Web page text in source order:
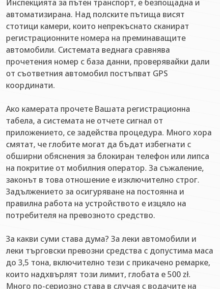
Инспекцията за пътен транспорт, е безпощадна и
автоматизирана. Над полските пътища висят
стотици камери, които непрекъснато сканират
регистрационните номера на преминаващите
автомобили. Системата веднага сравнява
прочетения номер с база данни, проверявайки дали
от съответния автомобил постъпват GPS
координати.
Ако камерата прочете Вашата регистрационна
табела, а системата не отчете сигнал от
приложението, се задейства процедура. Много хора
смятат, че глобите могат да бъдат избегнати с
обширни обяснения за блокиран телефон или липса
на покритие от мобилния оператор. За съжаление,
законът в това отношение е изключително строг.
Задължението за осигуряване на постоянна и
правилна работа на устройството е изцяло на
потребителя на превозното средство.
За какви суми става дума? За леки автомобили и
леки търговски превозни средства с допустима маса
до 3,5 тона, включително тези с прикачено ремарке,
които надхвърлят този лимит, глобата е 500 zł.
Много по-сериозно става в случая с водачите на